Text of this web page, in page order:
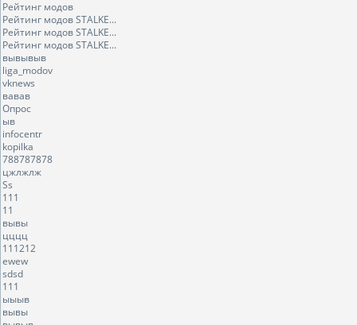
Рейтинг модов
Рейтинг модов STALKE...
Рейтинг модов STALKE...
Рейтинг модов STALKE...
вывывыв
liga_modov
vknews
вавав
Опрос
ыв
infocentr
kopilka
788787878
цжлжлж
Ss
111
11
вывы
цццц
111212
ewew
sdsd
111
ыыыв
вывы